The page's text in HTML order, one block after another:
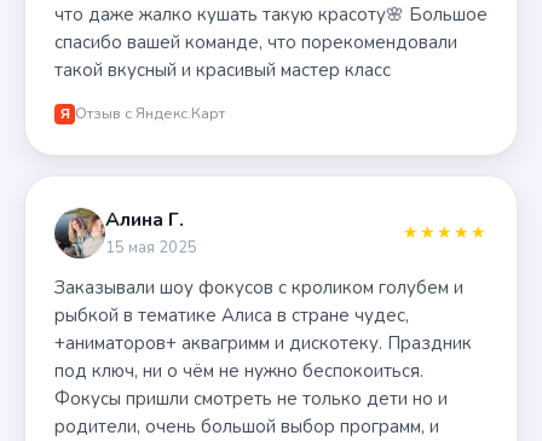
что даже жалко кушать такую красоту🌸 Большое
спасибо вашей команде, что порекомендовали
такой вкусный и красивый мастер класс
Я Отзыв с Яндекс.Карт
Алина Г.
15 мая 2025
★★★★★
Заказывали шоу фокусов с кроликом голубем и
рыбкой в тематике Алиса в стране чудес,
+аниматоров+ аквагримм и дискотеку. Праздник
под ключ, ни о чём не нужно беспокоиться.
Фокусы пришли смотреть не только дети но и
родители, очень большой выбор программ, и